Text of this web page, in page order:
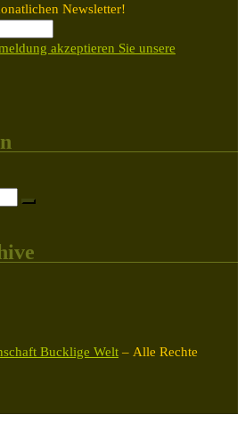
Newsletter!
akzeptieren Sie unsere
Suchen …
Bucklige Welt – Alle Rechte